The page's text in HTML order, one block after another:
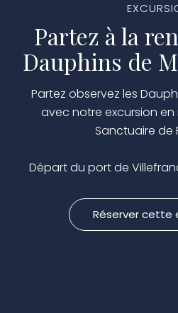
Partez à la
Dauphins de
Partez observez les
avec notre excursion en
Sanctuaire de
Départ du port de
Réserver cette